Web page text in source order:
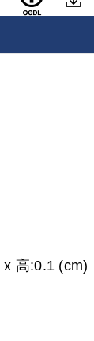
高:0.1 (cm)